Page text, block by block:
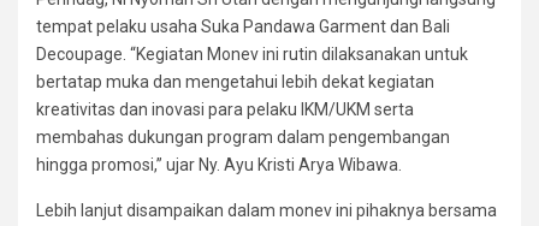
tempat pelaku usaha Suka Pandawa Garment dan Bali
Decoupage. “Kegiatan Monev ini rutin dilaksanakan untuk
bertatap muka dan mengetahui lebih dekat kegiatan
kreativitas dan inovasi para pelaku IKM/UKM serta
membahas dukungan program dalam pengembangan
hingga promosi,” ujar Ny. Ayu Kristi Arya Wibawa.
Lebih lanjut disampaikan dalam monev ini pihaknya bersama